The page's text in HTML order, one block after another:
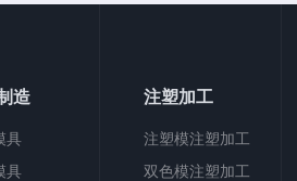
造
具
具
注塑加工
注塑模注塑加工
双色模注塑加工